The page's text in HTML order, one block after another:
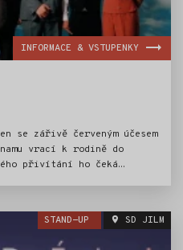
se zářivě červeným účesem
vrací k rodině do
přivítání ho čeká
u jezera vyplouvá na
převrátí život tržnice
vtipem vyprávěný snímek
INFORMACE & VSTUPENKY
STAND-UP SD JILM